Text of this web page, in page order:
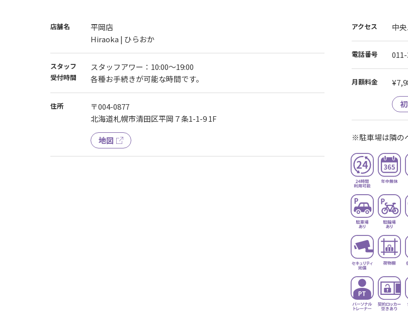
店舗名
平岡店
Hiraoka | ひらおか
スタッフ
受付時間
スタッフアワー：10:00〜19:00
各種お手続きが可能な時間です。
住所
〒004-0877
北海道札幌市清田区平岡７条1-1-9 1F
地図
アクセス 中
電話番号
月額料金
※駐車場は隣の